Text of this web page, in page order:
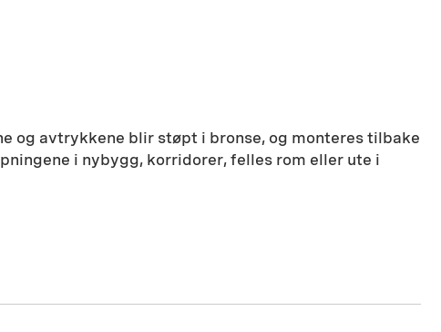
og avtrykkene blir støpt i bronse, og monteres tilbake
i nybygg, korridorer, felles rom eller ute i